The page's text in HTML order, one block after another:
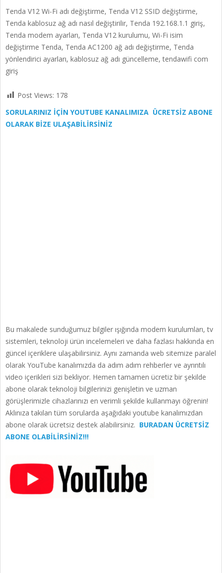
Tenda V12 Wi-Fi adı değiştirme, Tenda V12 SSID değiştirme,
Tenda kablosuz ağ adı nasıl değiştirilir, Tenda 192.168.1.1 giriş,
Tenda modem ayarları, Tenda V12 kurulumu, Wi-Fi isim
değiştirme Tenda, Tenda AC1200 ağ adı değiştirme, Tenda
yönlendirici ayarları, kablosuz ağ adı güncelleme, tendawifi com
giriş
Post Views: 178
SORULARINIZ İÇİN YOUTUBE KANALIMIZA ÜCRETSİZ ABONE
OLARAK BİZE ULAŞABİLİRSİNİZ
Bu makalede sunduğumuz bilgiler ışığında modem kurulumları, tv
sistemleri, teknoloji ürün incelemeleri ve daha fazlası hakkında en
güncel içeriklere ulaşabilirsiniz. Aynı zamanda web sitemize paralel
olarak YouTube kanalımızda da adım adım rehberler ve ayrıntılı
video içerikleri sizi bekliyor. Hemen tamamen ücretiz bir şekilde
abone olarak teknoloji bilgilerinizi genişletin ve uzman
görüşlerimizle cihazlarınızı en verimli şekilde kullanmayı öğrenin!
Aklınıza takılan tüm sorularda aşağıdaki youtube kanalımızdan
abone olarak ücretsiz destek alabilirsiniz. BURADAN ÜCRETSİZ
ABONE OLABİLİRSİNİZ!!!